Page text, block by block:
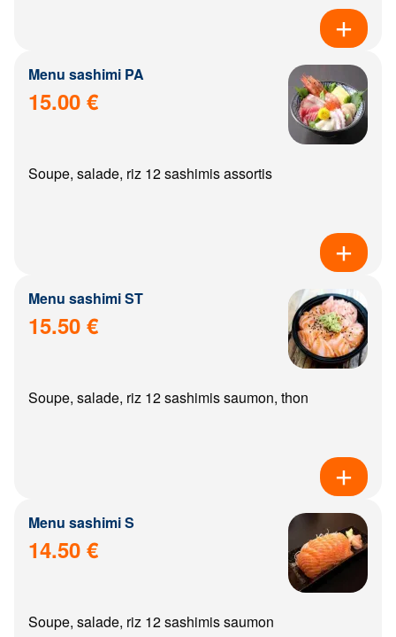
Menu sashimi PA
15.00 €
Soupe, salade, riz 12 sashimis assortis
Menu sashimi ST
15.50 €
Soupe, salade, riz 12 sashimis saumon, thon
Menu sashimi S
14.50 €
Soupe, salade, riz 12 sashimis saumon